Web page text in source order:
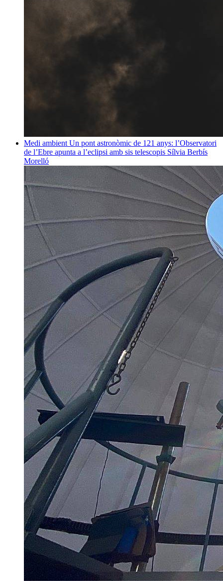
Medi ambient Un pont astronòmic de 121 anys: l’Observatori
de l’Ebre apunta a l’eclipsi amb sis telescopis Sílvia Berbís
Morelló